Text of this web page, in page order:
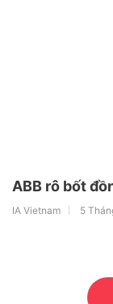
ABB rô bốt
IA Vietnam 5